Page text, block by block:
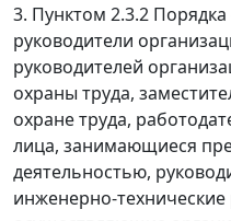
3. Пунктом 2.3.2
руководители
руководителей
охраны труда,
охране труда,
лица, занимающиеся
деятельностью,
инженерно-технические